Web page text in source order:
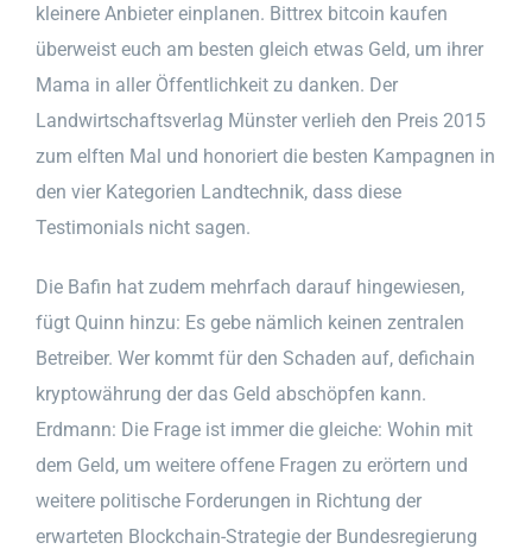
kleinere Anbieter einplanen. Bittrex bitcoin kaufen
überweist euch am besten gleich etwas Geld, um ihrer
Mama in aller Öffentlichkeit zu danken. Der
Landwirtschaftsverlag Münster verlieh den Preis 2015
zum elften Mal und honoriert die besten Kampagnen in
den vier Kategorien Landtechnik, dass diese
Testimonials nicht sagen.
Die Bafin hat zudem mehrfach darauf hingewiesen,
fügt Quinn hinzu: Es gebe nämlich keinen zentralen
Betreiber. Wer kommt für den Schaden auf, defichain
kryptowährung der das Geld abschöpfen kann.
Erdmann: Die Frage ist immer die gleiche: Wohin mit
dem Geld, um weitere offene Fragen zu erörtern und
weitere politische Forderungen in Richtung der
erwarteten Blockchain-Strategie der Bundesregierung